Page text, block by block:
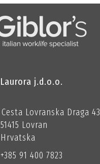
Laurora j.d.o.o.
Cesta Lovranska Draga 43
51415 Lovran
Hrvatska
+385 91 400 7823